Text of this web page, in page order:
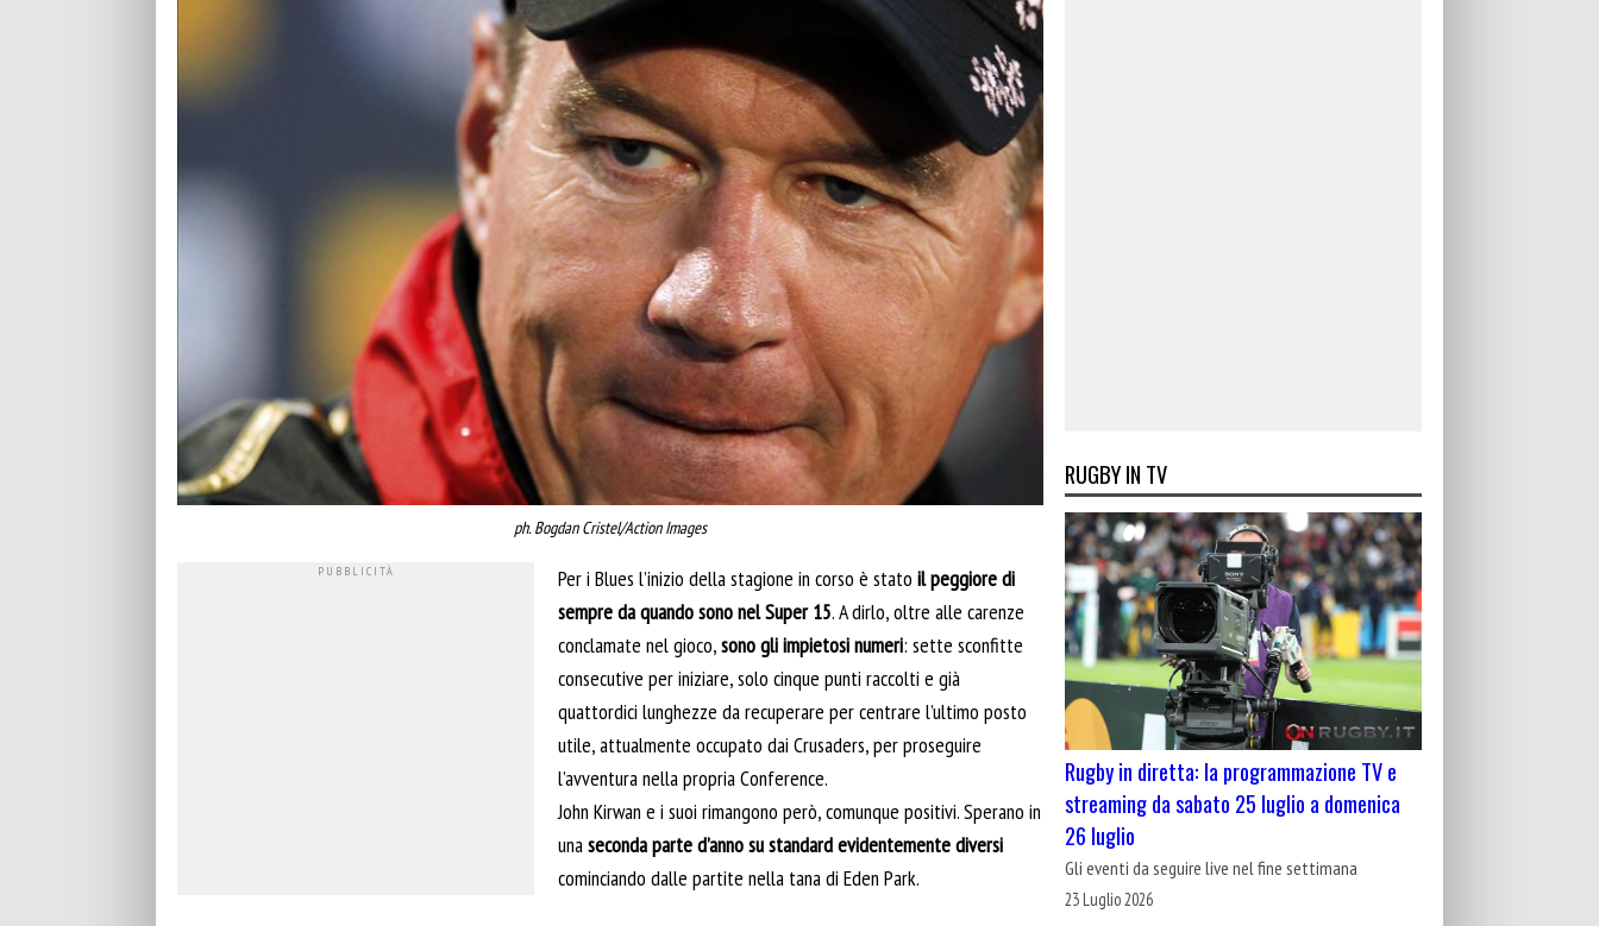
ph. Bogdan Cristel/Action Images
Per i Blues l’inizio della stagione in corso è stato il peggiore di
sempre da quando sono nel Super 15. A dirlo, oltre alle carenze
conclamate nel gioco,sono gli impietosi numeri: sette sconfitte
consecutive per iniziare, solo cinque punti raccolti e già
quattordici lunghezze da recuperare per centrare l’ultimo posto
utile, attualmente occupato dai Crusaders, per proseguire
l’avventura nella propria Conference.
John Kirwan e i suoi rimangono però, comunque positivi. Sperano in
unaseconda parte d’anno su standard evidentemente diversi
cominciando dalle partite nella tana di Eden Park.
RUGBY IN TV
Rugby in diretta: la programmazione TV e
streaming da sabato 25 luglio a domenica
26 luglio
Gli eventi da seguire live nel fine settimana
23 Luglio 2026